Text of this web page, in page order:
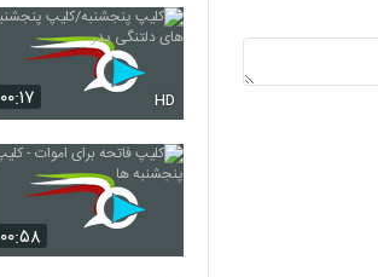
۰۰:۱۷ HD
۰۰:۵۸